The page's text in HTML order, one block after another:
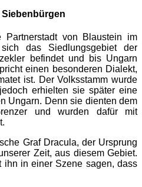
Partnerstadt von Blaustein im
das Siedlungsgebiet der
befindet und bis Ungarn
einen besonderen Dialekt,
ist. Der Volksstamm wurde
erhielten sie später eine
Ungarn. Denn sie dienten dem
und wurden dafür mit
Graf Dracula, der Ursprung
Zeit, aus diesem Gebiet.
ihn in einer Szene sagen, dass